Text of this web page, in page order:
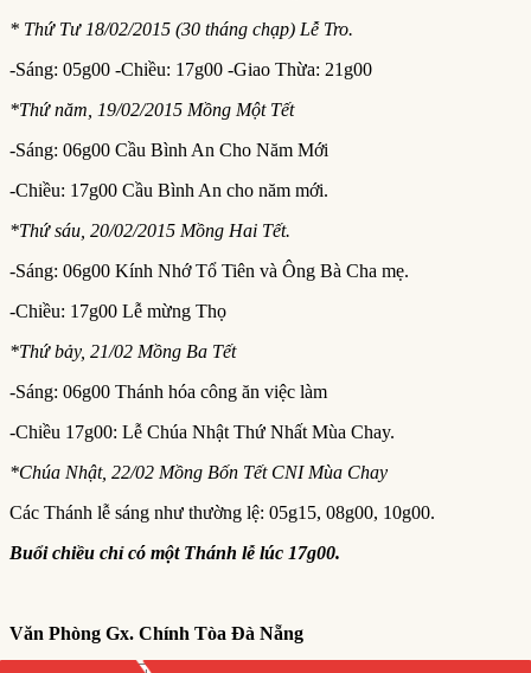
* Thứ Tư 18/02/2015 (30 tháng chạp) Lễ Tro.
-Sáng: 05g00 -Chiều: 17g00 -Giao Thừa: 21g00
*Thứ năm, 19/02/2015 Mồng Một Tết
-Sáng: 06g00 Cầu Bình An Cho Năm Mới
-Chiều: 17g00 Cầu Bình An cho năm mới.
*Thứ sáu, 20/02/2015 Mồng Hai Tết.
-Sáng: 06g00 Kính Nhớ Tổ Tiên và Ông Bà Cha mẹ.
-Chiều: 17g00 Lễ mừng Thọ
*Thứ bảy, 21/02 Mồng Ba Tết
-Sáng: 06g00 Thánh hóa công ăn việc làm
-Chiều 17g00: Lễ Chúa Nhật Thứ Nhất Mùa Chay.
*Chúa Nhật, 22/02 Mồng Bốn Tết CNI Mùa Chay
Các Thánh lễ sáng như thường lệ: 05g15, 08g00, 10g00.
Buổi chiều chỉ có một Thánh lễ lúc 17g00.
Văn Phòng Gx. Chính Tòa Đà Nẵng